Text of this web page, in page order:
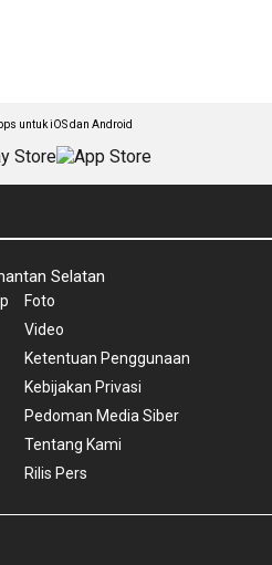
untuk iOS dan Android
Selatan
Foto
Video
Ketentuan Penggunaan
Kebijakan Privasi
Pedoman Media Siber
Tentang Kami
Rilis Pers